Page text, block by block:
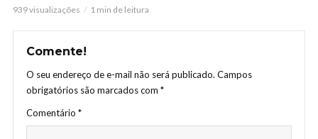
939 visualizações 1 min de leitura
Comente!
O seu endereço de e-mail não será publicado. Campos
obrigatórios são marcados com *
Comentário *